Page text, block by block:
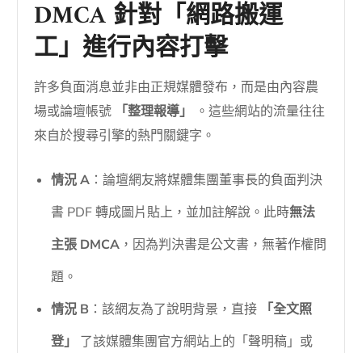
DMCA 針對「網路搬運
工」進行內容打擊
許多負面消息並非由正規媒體發布，而是由內容農
場或論壇帳號
「整理報導」
。這些網站的流量往往
來自於搜尋引擎的熱門關鍵字。
情況 A ：論壇網友將媒體集團董事長的負面判決
書 PDF 轉成圖片貼上，並加註解說。此時無法
主張 DMCA ，因為判決書是公文書，無著作權問
題。
情況 B ：該網友為了說明背景，直接
「全文照
登」
了該媒體集團官方網站上的「聲明稿」或